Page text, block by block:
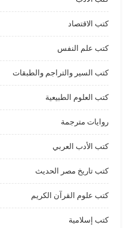
كتب الاقتصاد
كتب علم النفس
كتب السير والتراجم والطبقات
كتب العلوم الطبيعية
روايات مترجمة
كتب الأدب العربي
كتب تاريخ مصر الحديث
كتب علوم القرآن الكريم
كتب إسلامية